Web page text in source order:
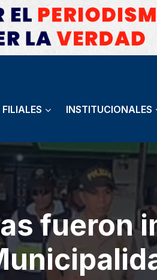
FILIALES INSTITUCIONALES
fueron